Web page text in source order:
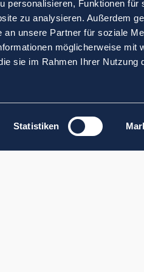
personalisieren, Funktionen für
zu analysieren. Außerdem
unsere Partner für soziale
möglicherweise mit
sie im Rahmen Ihrer Nutzung
Statistiken